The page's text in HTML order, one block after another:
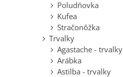
Poludňovka
Kufea
Stračonôžka
Trvalky
Agastache - trvalky
Arábka
Astilba - trvalky